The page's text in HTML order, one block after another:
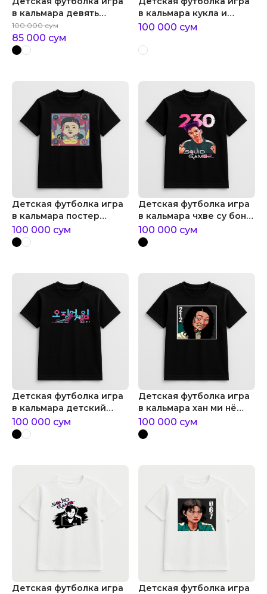
в кальмара девять
игроков
100 000 сум
85 000 сум
в кальмара кукла и
охранники
100 000 сум
Детская футболка игра
в кальмара постер
куклы ён хи
100 000 сум
Детская футболка игра
в кальмара чхве су бон
танос
100 000 сум
Детская футболка игра
в кальмара детский
принт игра в кальмара
100 000 сум
Детская футболка игра
в кальмара хан ми нё
игрок №212
100 000 сум
Детская футболка игра
Детская футболка игра